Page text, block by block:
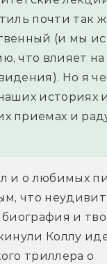
почти так
(и мы
что влияет на
Но я
историях и
приемах и
и о любимых
что
и
Коллу
триллера о